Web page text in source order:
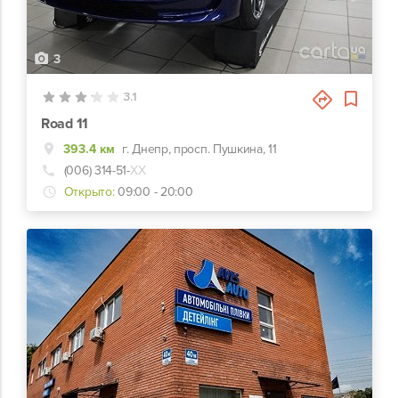
3
3.1
Road 11
393.4 км г. Днепр, просп. Пушкина, 11
(006) 314-51-ХХ
Открыто: 09:00 - 20:00